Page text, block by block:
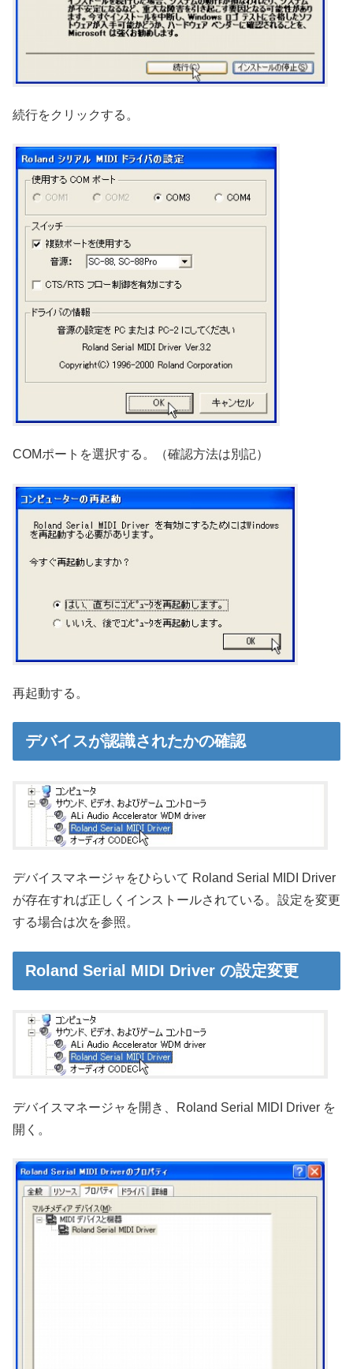
続行をクリックする。
COMポートを選択する。（確認方法は別記）
再起動する。
デバイスが認識されたかの確認
デバイスマネージャをひらいて Roland Serial MIDI Driver
が存在すれば正しくインストールされている。設定を変更
する場合は次を参照。
Roland Serial MIDI Driver の設定変更
デバイスマネージャを開き、Roland Serial MIDI Driver を
開く。